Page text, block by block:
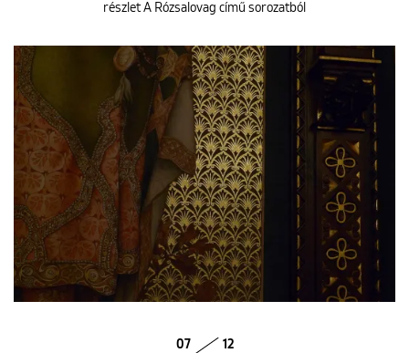
részlet A Rózsalovag című sorozatból
07 12